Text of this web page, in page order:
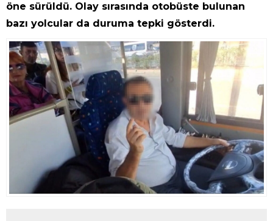
öne sürüldü. Olay sırasında otobüste bulunan
bazı yolcular da duruma tepki gösterdi.